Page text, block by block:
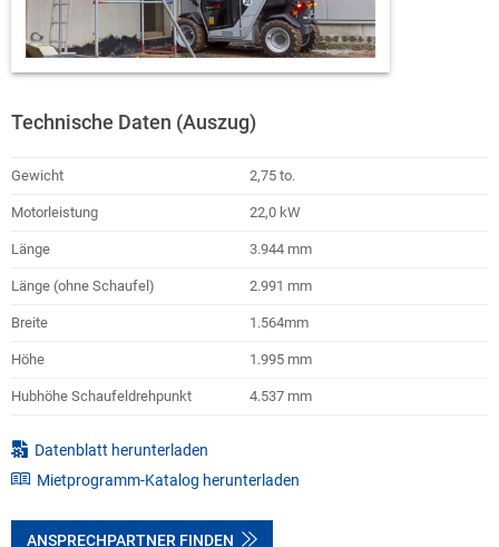
Technische Daten (Auszug)
Gewicht 2,75 to.
Motorleistung 22,0 kW
Länge 3.944 mm
Länge (ohne Schaufel) 2.991 mm
Breite 1.564mm
Höhe 1.995 mm
Hubhöhe Schaufeldrehpunkt 4.537 mm
Datenblatt herunterladen
Mietprogramm-Katalog herunterladen
ANSPRECHPARTNER FINDEN